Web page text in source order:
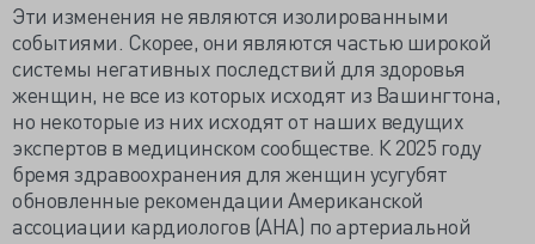
Эти изменения не являются изолированными
событиями. Скорее, они являются частью широкой
системы негативных последствий для здоровья
женщин, не все из которых исходят из Вашингтона,
но некоторые из них исходят от наших ведущих
экспертов в медицинском сообществе. К 2025 году
бремя здравоохранения для женщин усугубят
обновленные рекомендации Американской
ассоциации кардиологов (AHA) по артериальной